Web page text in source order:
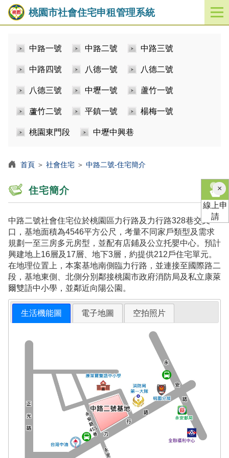
桃園市社會住宅申租管理系統
開
啟
中路一號 中路二號 中路三號
中路四號 八德一號 八德二號
八德三號 中壢一號 蘆竹一號
蘆竹二號 平鎮一號 楊梅一號
桃園東門段 中壢中興巷
首頁 ＞ 社會住宅 ＞ 中路二號-住宅簡介
住宅簡介
中路二號社會住宅位於桃園區力行路及力行路328巷交叉
口，基地面積為4546平方公尺，考量不同家戶類型及需求
規劃一至三房多元房型，並配有店鋪及公立托嬰中心。預計
興建地上16層及17層、地下3層，約提供212戶住宅單元。
在地理位置上，本案基地南側臨力行路，並連接至國際路二
段，基地東側、北側分別鄰接桃園市政府消防局及私立康萊
爾雙語中小學，並鄰近向陽公園。
生活機能圖 電子地圖 空拍照片
×關
閉
線上申
請